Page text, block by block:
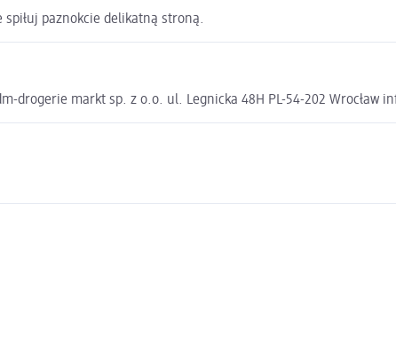
paznokcie delikatną stroną.
drogerie markt sp. z o.o. ul. Legnicka 48H PL-54-202 Wrocław